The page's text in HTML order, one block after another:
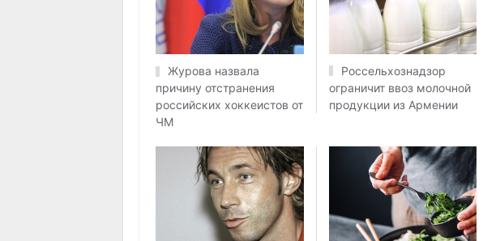
Журова назвала
причину отстранения
российских хоккеистов от
ЧМ
Россельхознадзор
ограничит ввоз молочной
продукции из Армении